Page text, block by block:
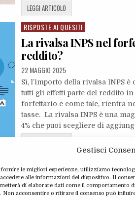
Gestisci
fornire le migliori esperienze, utilizziamo
alle informazioni del dispositivo. Il
di elaborare dati come il comportamento
Non acconsentire o ritirare il consenso può
LEGGI ARTICOLO
Posted
in
RISPOSTE AI QUESITI
La rivalsa INPS nel
reddito?
22 MAGGIO 2025
Sì, l’importo della rivalsa INPS è
tutti gli effetti parte del reddito
forfettario e come tale, rientra
tasse. La rivalsa INPS è una
4% che puoi scegliere di
in
Sanzioni Contributi
cambiano tassi e